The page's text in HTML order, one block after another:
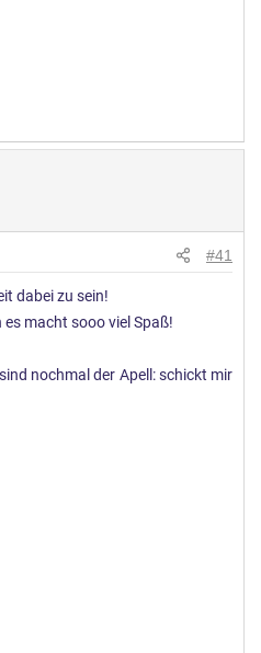
#41
dabei zu sein!
macht sooo viel Spaß!
nochmal der Apell: schickt mir